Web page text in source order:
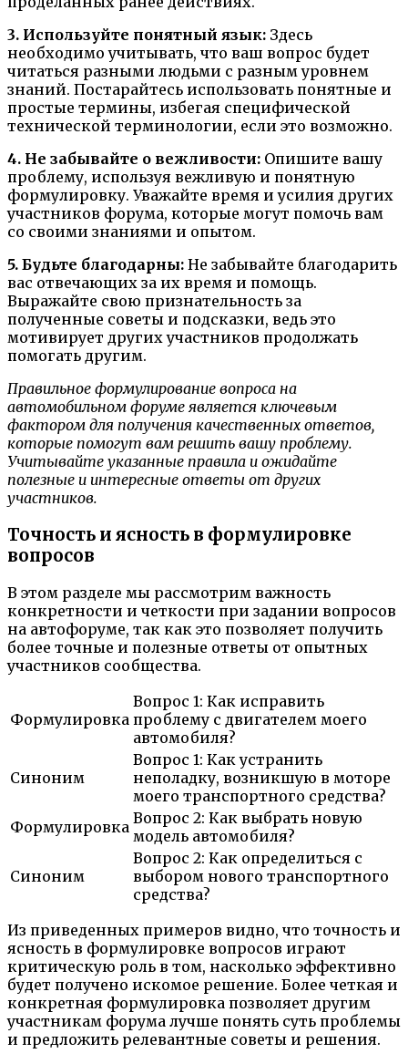
3. Используйте понятный язык: Здесь
необходимо учитывать, что ваш вопрос будет
читаться разными людьми с разным уровнем
знаний. Постарайтесь использовать понятные и
простые термины, избегая специфической
технической терминологии, если это возможно.
4. Не забывайте о вежливости: Опишите вашу
проблему, используя вежливую и понятную
формулировку. Уважайте время и усилия других
участников форума, которые могут помочь вам
со своими знаниями и опытом.
5. Будьте благодарны: Не забывайте благодарить
вас отвечающих за их время и помощь.
Выражайте свою признательность за
полученные советы и подсказки, ведь это
мотивирует других участников продолжать
помогать другим.
Правильное формулирование вопроса на
автомобильном форуме является ключевым
фактором для получения качественных ответов,
которые помогут вам решить вашу проблему.
Учитывайте указанные правила и ожидайте
полезные и интересные ответы от других
участников.
Точность и ясность в формулировке
вопросов
В этом разделе мы рассмотрим важность
конкретности и четкости при задании вопросов
на автофоруме, так как это позволяет получить
более точные и полезные ответы от опытных
участников сообщества.
Формулировка
Вопрос 1: Как исправить
проблему с двигателем моего
автомобиля?
Синоним
Вопрос 1: Как устранить
неполадку, возникшую в моторе
моего транспортного средства?
Формулировка Вопрос 2: Как выбрать новую
модель автомобиля?
Синоним
Вопрос 2: Как определиться с
выбором нового транспортного
средства?
Из приведенных примеров видно, что точность и
ясность в формулировке вопросов играют
критическую роль в том, насколько эффективно
будет получено искомое решение. Более четкая и
конкретная формулировка позволяет другим
участникам форума лучше понять суть проблемы
и предложить релевантные советы и решения.